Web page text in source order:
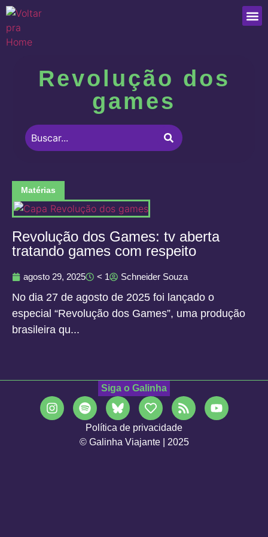
Revolução dos
games
Matérias
Revolução dos Games: tv aberta
tratando games com respeito
agosto 29, 2025 < 1 Schneider Souza
No dia 27 de agosto de 2025 foi lançado o
especial “Revolução dos Games”, uma produção
brasileira qu...
Siga o Galinha
Política de privacidade
© Galinha Viajante | 2025